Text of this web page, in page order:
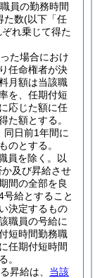
員の勤務時間
た数(以下「任
れ乗じて得た
た場合におけ
任命権者が決
月額は当該職
を、任期付短
応じた額に任
た額とする。
同日前1年間に
のとする。
員を除く。以
及び昇給させ
間の全部を良
給とすること
決定するもの
職員の号給に
短時間勤務職
任期付短時間
。
昇給は、 当該